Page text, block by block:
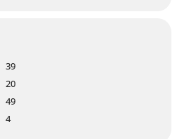
39
20
49
4